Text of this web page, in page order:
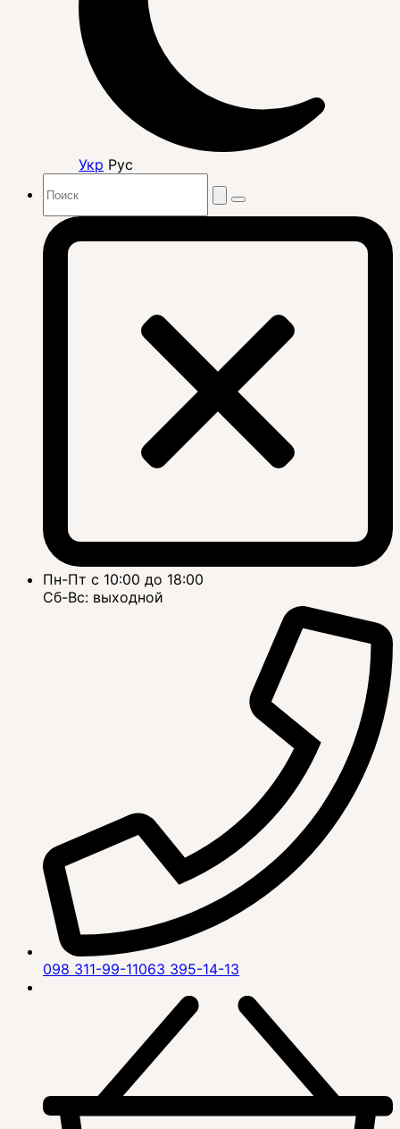
Укр Рус
Пн-Пт с 10:00 до 18:00
Сб-Вс: выходной
098 311-99-11063 395-14-13